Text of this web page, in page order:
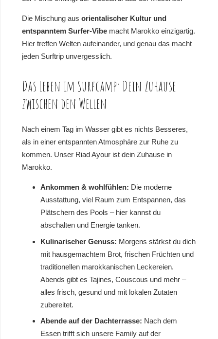
Die Mischung aus orientalischer Kultur und
entspanntem Surfer-Vibe macht Marokko einzigartig.
Hier treffen Welten aufeinander, und genau das macht
jeden Surftrip unvergesslich.
Das Leben im Surfcamp: Dein Zuhause
zwischen den Wellen
Nach einem Tag im Wasser gibt es nichts Besseres,
als in einer entspannten Atmosphäre zur Ruhe zu
kommen. Unser Riad Ayour ist dein Zuhause in
Marokko.
Ankommen & wohlfühlen: Die moderne
Ausstattung, viel Raum zum Entspannen, das
Plätschern des Pools – hier kannst du
abschalten und Energie tanken.
Kulinarischer Genuss: Morgens stärkst du dich
mit hausgemachtem Brot, frischen Früchten und
traditionellen marokkanischen Leckereien.
Abends gibt es Tajines, Couscous und mehr –
alles frisch, gesund und mit lokalen Zutaten
zubereitet.
Abende auf der Dachterrasse: Nach dem
Essen trifft sich unsere Family auf der